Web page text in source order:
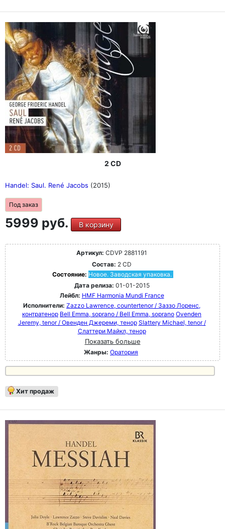
2 CD
Handel: Saul. René Jacobs (2015)
Под заказ
5999 руб. В корзину
Артикул: CDVP 2881191
Состав: 2 CD
Состояние: Новое. Заводская упаковка.
Дата релиза: 01-01-2015
Лейбл: HMF Harmonia Mundi France
Исполнители: Zazzo Lawrence, countertenor / Заззо Лоренс,
контратенор Bell Emma, soprano / Bell Emma, soprano Ovenden
Jeremy, tenor / Овенден Джереми, тенор Slattery Michael, tenor /
Слаттери Майкл, тенор
Показать больше
Жанры: Оратория
Хит продаж